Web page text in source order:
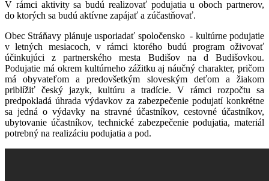
V rámci aktivity sa budú realizovať podujatia u oboch partnerov,
do ktorých sa budú aktívne zapájať a zúčastňovať.
Obec Stráňavy plánuje usporiadať spoločensko - kultúrne podujatie
v letných mesiacoch, v rámci ktorého budú program oživovať
účinkujúci z partnerského mesta Budišov na d Budišovkou.
Podujatie má okrem kultúrneho zážitku aj náučný charakter, pričom
má obyvateľom a predovšetkým sloveským deťom a žiakom
priblížiť český jazyk, kultúru a tradície. V rámci rozpočtu sa
predpokladá úhrada výdavkov za zabezpečenie podujatí konkrétne
sa jedná o výdavky na stravné účastníkov, cestovné účastníkov,
ubytovanie účastníkov, technické zabezpečenie podujatia, materiál
potrebný na realizáciu podujatia a pod.